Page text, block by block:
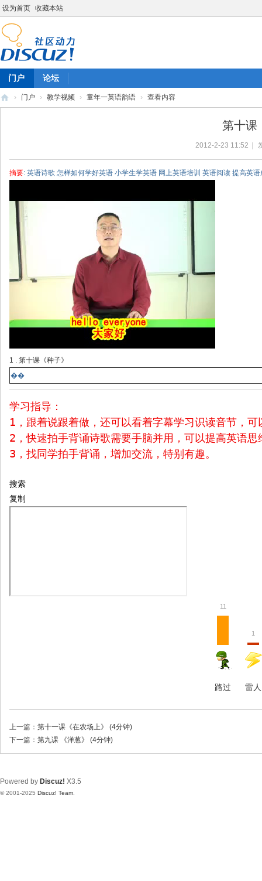
设为首页 收藏本站
门户 论坛
› 门户 › 教学视频 › 童年一英语韵语 › 查看内容
第十课
2012-2-23 11:52
摘要: 英语诗歌 怎样如何学好英语 小学生学英语 网上英语培训 英语阅读 提高英
1 . 第十课《种子》
��
学习指导：
1，跟着说跟着做，还可以看着字幕学习识读音节，
2，快速拍手背诵诗歌需要手脑并用，可以提高英语思
3，找同学拍手背诵，增加交流，特别有趣。
搜索
复制
11
路过
1
雷人
上一篇： 第十一课《在农场上》 (4分钟)
下一篇： 第九课 《洋葱》 (4分钟)
Powered by Discuz! X3.5
© 2001-2025 Discuz! Team